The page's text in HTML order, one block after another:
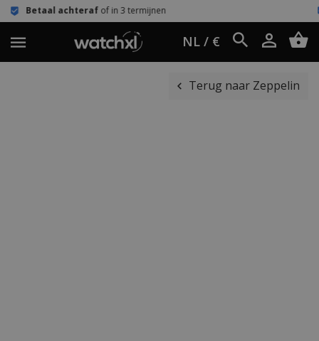
of in 3 termijnen Eenvoudig
NL / €
Terug naar Zeppelin